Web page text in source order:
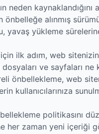
neden
önbelleğe alınmış
yavaş yükleme
ilk adım, web
ve sayfaları
önbellekleme, web
kullanıcılarınıza
politikasını
her zaman yeni içeriği